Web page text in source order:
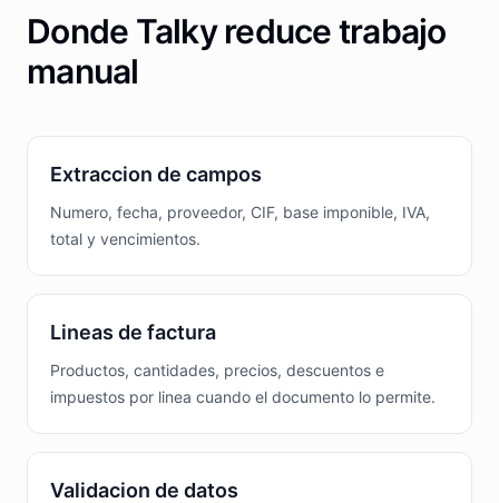
Donde Talky reduce trabajo
manual
Extraccion de campos
Numero, fecha, proveedor, CIF, base imponible, IVA,
total y vencimientos.
Lineas de factura
Productos, cantidades, precios, descuentos e
impuestos por linea cuando el documento lo permite.
Validacion de datos